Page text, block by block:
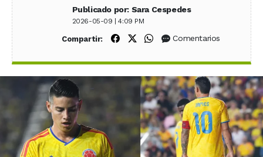
Publicado por: Sara Cespedes
2026-05-09 | 4:09 PM
Compartir: Compartir en Facebook
Compartir en X (Twitter)
Compartir en WhatsApp
Comentarios